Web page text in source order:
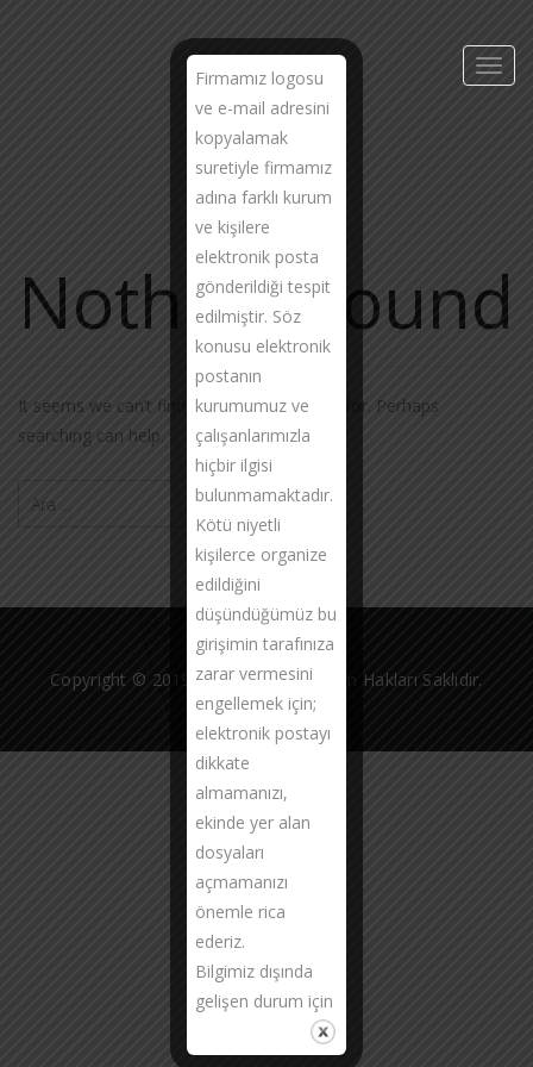
Nothing Found
It seems we can’t find what you’re looking for. Perhaps
searching can help.
Copyright © 2019 Taşyakan Grup Tüm Hakları Saklıdır.
Firmamız logosu
ve e-mail adresini
kopyalamak
suretiyle firmamız
adına farklı kurum
ve kişilere
elektronik posta
gönderildiği tespit
edilmiştir. Söz
konusu elektronik
postanın
kurumumuz ve
çalışanlarımızla
hiçbir ilgisi
bulunmamaktadır.
Kötü niyetli
kişilerce organize
edildiğini
düşündüğümüz bu
girişimin tarafınıza
zarar vermesini
engellemek için;
elektronik postayı
dikkate
almamanızı,
ekinde yer alan
dosyaları
açmamanızı
önemle rica
ederiz.
Bilgimiz dışında
gelişen durum için
olduğumuzu